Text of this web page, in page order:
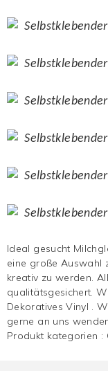
Ideal gesucht
eine große Auswahl
kreativ zu werden.
qualitätsgesichert.
Dekoratives Vinyl .
gerne an uns
Produkt kategorien :